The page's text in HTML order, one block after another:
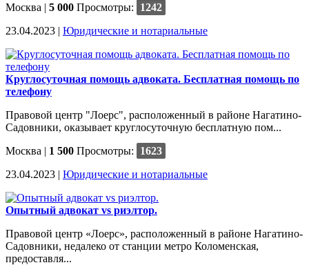
Москва | 5 000 Просмотры:
1242
23.04.2023 | Юридические и нотариальные
Круглосуточная помощь адвоката. Бесплатная помощь по
телефону
Правовой центр "Лоерс", расположенный в районе Нагатино-
Садовники, оказывает круглосуточную бесплатную пом...
Москва | 1 500 Просмотры:
1623
23.04.2023 | Юридические и нотариальные
Опытный адвокат vs риэлтор.
Правовой центр «Лоерс», расположенный в районе Нагатино-
Садовники, недалеко от станции метро Коломенская,
предоставля...